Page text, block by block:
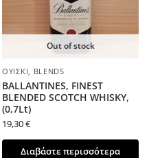
Out of stock
ΟΥΊΣΚΙ, BLENDS
BALLANTINES, FINEST
BLENDED SCOTCH WHISKY,
(0,7Lt)
19,30€
Διαβάστε περισσότερα